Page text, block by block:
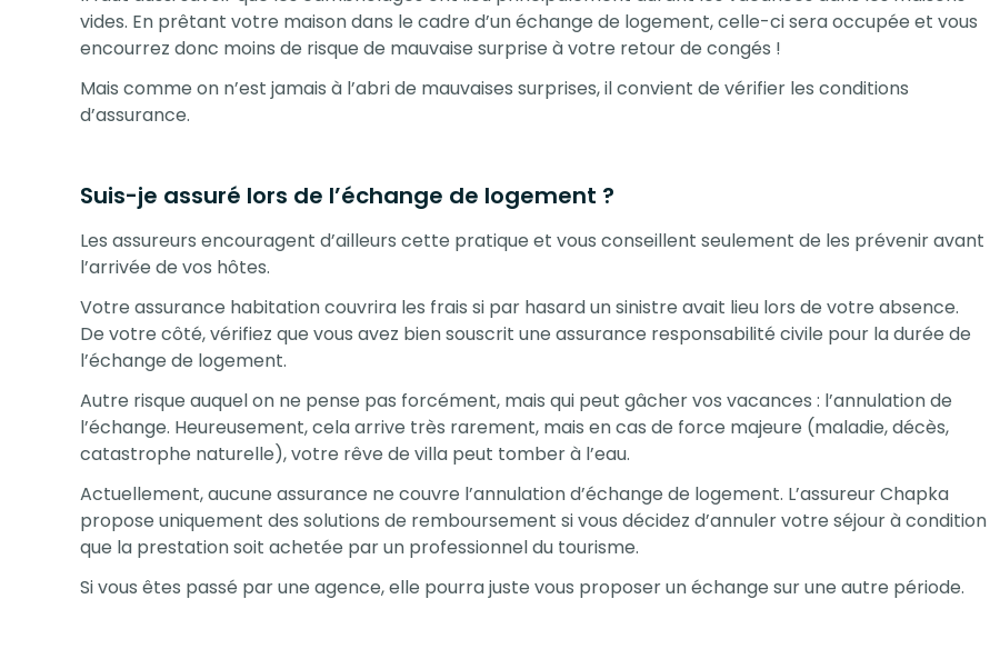
vides. En prêtant votre maison dans le cadre d’un échange de logement, celle-ci sera occupée et vous
encourrez donc moins de risque de mauvaise surprise à votre retour de congés !
Mais comme on n’est jamais à l’abri de mauvaises surprises, il convient de vérifier les conditions
d’assurance.
Suis-je assuré lors de l’échange de logement ?
Les assureurs encouragent d’ailleurs cette pratique et vous conseillent seulement de les prévenir avant
l’arrivée de vos hôtes.
Votre assurance habitation couvrira les frais si par hasard un sinistre avait lieu lors de votre absence.
De votre côté, vérifiez que vous avez bien souscrit une assurance responsabilité civile pour la durée de
l’échange de logement.
Autre risque auquel on ne pense pas forcément, mais qui peut gâcher vos vacances : l’annulation de
l’échange. Heureusement, cela arrive très rarement, mais en cas de force majeure (maladie, décès,
catastrophe naturelle), votre rêve de villa peut tomber à l’eau.
Actuellement, aucune assurance ne couvre l’annulation d’échange de logement. L’assureur Chapka
propose uniquement des solutions de remboursement si vous décidez d’annuler votre séjour à condition
que la prestation soit achetée par un professionnel du tourisme.
Si vous êtes passé par une agence, elle pourra juste vous proposer un échange sur une autre période.